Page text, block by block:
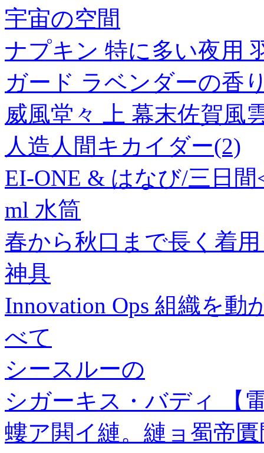
宇宙の空間
ナプキン 特に多い夜用
ガード ラベンダーの香
威風堂々 上 幕末佐賀風
人造人間キカイダー(2)
EI-ONE & はなび/三日
ml 水筒
春から秋口まで長く着
神具
Innovation Ops 組織を
べて
シースルーの
シガーキス・バディ 【
螻ア閧イ縺。縺ョ蜀帝